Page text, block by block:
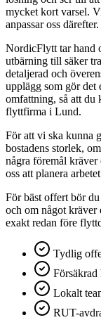
mycket kort varsel.
anpassar oss därefter.
NordicFlytt tar hand
utbärning till säker
detaljerad och
upplägg som gör det
omfattning, så att du
flyttfirma i Lund.
För att vi ska kunna
bostadens storlek,
några föremål
oss att planera
För bäst offert bör
och om något kräver
exakt redan före
Tydlig
Försäkrad
Lokalt
RUT-